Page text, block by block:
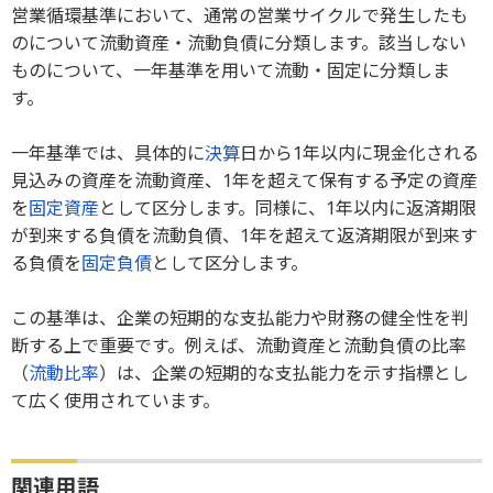
営業循環基準において、通常の営業サイクルで発生したも
のについて流動資産・流動負債に分類します。該当しない
ものについて、一年基準を用いて流動・固定に分類しま
す。
一年基準では、具体的に決算日から1年以内に現金化される
見込みの資産を流動資産、1年を超えて保有する予定の資産
を固定資産として区分します。同様に、1年以内に返済期限
が到来する負債を流動負債、1年を超えて返済期限が到来す
る負債を固定負債として区分します。
この基準は、企業の短期的な支払能力や財務の健全性を判
断する上で重要です。例えば、流動資産と流動負債の比率
（流動比率）は、企業の短期的な支払能力を示す指標とし
て広く使用されています。
関連用語